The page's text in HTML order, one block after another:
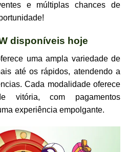
e múltiplas chances de
disponíveis hoje
uma ampla variedade de
até os rápidos, atendendo a
Cada modalidade oferece
vitória, com pagamentos
experiência empolgante.